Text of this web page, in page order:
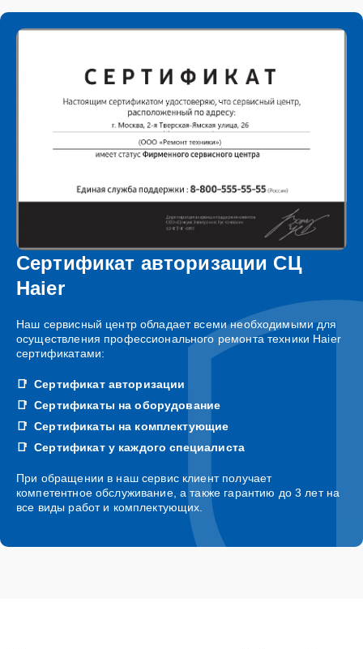
Сертификат авторизации СЦ
Haier
Наш сервисный центр обладает всеми необходимыми для
осуществления профессионального ремонта техники Haier
сертификатами:
Сертификат авторизации
Сертификаты на оборудование
Сертификаты на комплектующие
Сертификат у каждого специалиста
При обращении в наш сервис клиент получает
компетентное обслуживание, а также гарантию до 3 лет на
все виды работ и комплектующих.